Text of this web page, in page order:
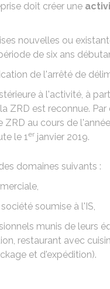
doit créer une
nouvelles ou
de six ans
de l'arrêté de
à l'activité, à
ZRD est reconnue.
au cours de
le 1er janvier 2019.
domaines suivants :
soumise à l'IS,
munis de leurs
restaurant avec
et d'expédition).